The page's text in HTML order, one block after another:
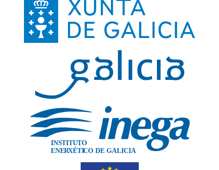
INSTITUTO
ENERXÉTICO DE GALICIA